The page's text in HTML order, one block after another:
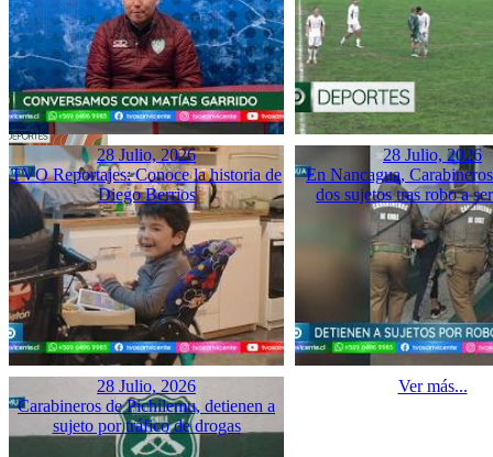
28 Julio, 2026
TVO Reportajes: Conoce la historia de
Diego Berrios
28 Julio, 2026
En Nancagua,
dos sujetos tras robo a
28 Julio, 2026
Carabineros de Pichilemu, detienen a
sujeto por tráfico de drogas
Ver más...